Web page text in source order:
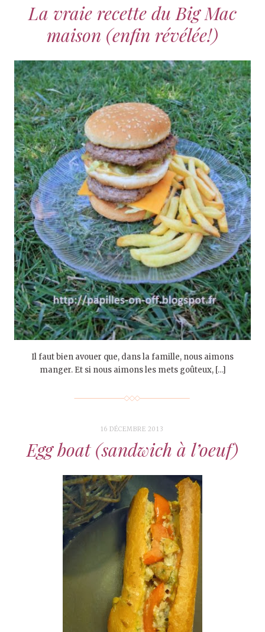
La vraie recette du Big Mac
maison (enfin révélée!)
Il faut bien avouer que, dans la famille, nous aimons
manger. Et si nous aimons les mets goûteux, […]
16 DÉCEMBRE 2013
Egg boat (sandwich à l’oeuf)